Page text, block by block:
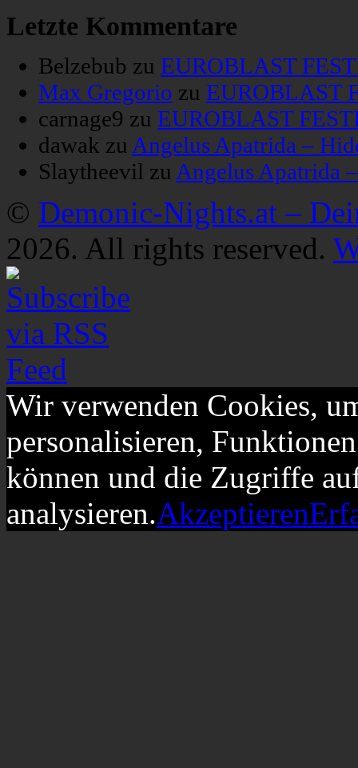
Letzte Kommentare
Belzebub zu EUROBLAST
Max Gregorio zu EUROBLAST
carnage9 zu EUROBLAST
dawak zu Angelus Apatrida –
Slaytheevil zu Angelus Apatrida
© Demonic-Nights.at –
2026. All rights reserved.
Wir verwenden Cookies,
personalisieren,
können und die Zugriffe
analysieren.Akzeptieren